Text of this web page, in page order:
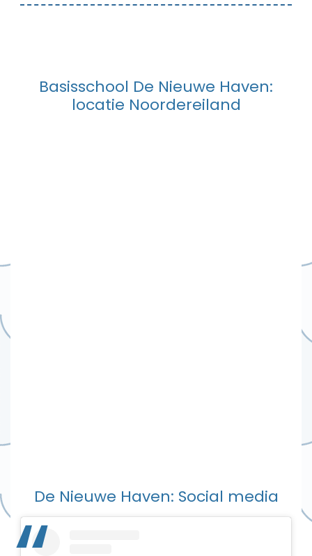
Basisschool De Nieuwe Haven:
locatie Noordereiland
De Nieuwe Haven: Social media